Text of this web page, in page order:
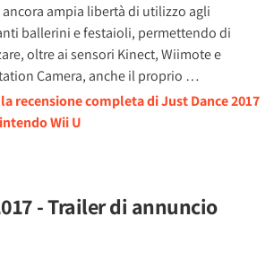
ancora ampia libertà di utilizzo agli
ballerini e festaioli, permettendo di
oltre ai sensori Kinect, Wiimote e
Camera, anche il proprio …
recensione completa di Just Dance 2017
Wii U
- Trailer di annuncio